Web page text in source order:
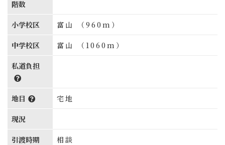
階数
小学校区 富山 （960m）
中学校区 富山 （1060m）
私道負担
地目 宅地
現況
引渡時期 相談